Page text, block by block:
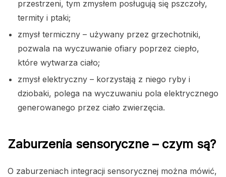
przestrzeni, tym zmysłem posługują się pszczoły,
termity i ptaki;
zmysł termiczny – używany przez grzechotniki,
pozwala na wyczuwanie ofiary poprzez ciepło,
które wytwarza ciało;
zmysł elektryczny – korzystają z niego ryby i
dziobaki, polega na wyczuwaniu pola elektrycznego
generowanego przez ciało zwierzęcia.
Zaburzenia sensoryczne – czym są?
O zaburzeniach integracji sensorycznej można mówić,